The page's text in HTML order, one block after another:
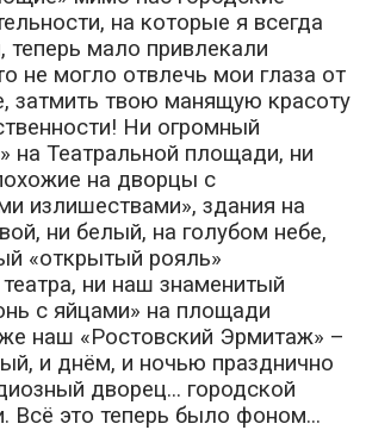
на которые я всегда
теперь мало привлекали
не могло отвлечь мои глаза от
затмить твою манящую красоту
Ни огромный
на Театральной площади, ни
на дворцы с
излишествами», здания на
ни белый, на голубом небе,
«открытый рояль»
ни наш знаменитый
с яйцами» на площади
наш «Ростовский Эрмитаж» –
и днём, и ночью празднично
дворец... городской
Всё это теперь было фоном...